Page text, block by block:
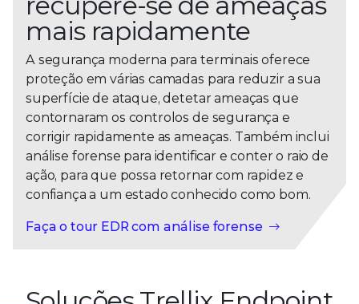
mais rapidamente
A segurança moderna para terminais oferece
proteção em várias camadas para reduzir a sua
superfície de ataque, detetar ameaças que
contornaram os controlos de segurança e
corrigir rapidamente as ameaças. Também inclui
análise forense para identificar e conter o raio de
ação, para que possa retornar com rapidez e
confiança a um estado conhecido como bom.
Faça o tour EDR com análise forense